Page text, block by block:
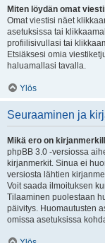
Miten löydän omat
Omat viestisi näet
asetuksissa tai
profiilisivullasi tai
Etsiäksesi omia
haluamallasi tavalla.
Ylös
Seuraaminen ja
Mikä ero on
phpBB 3.0 -versiossa
kirjanmerkit. Sinua ei
versiosta lähtien
Voit saada ilmoituksen
Tilaaminen puolestaan
päivitys. Huomautusten
omissa asetuksissa